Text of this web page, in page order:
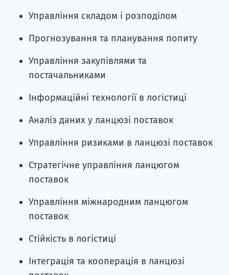
Управління складом і розподілом
Прогнозування та планування попиту
Управління закупівлями та
постачальниками
Інформаційні технології в логістиці
Аналіз даних у ланцюзі поставок
Управління ризиками в ланцюзі поставок
Стратегічне управління ланцюгом
поставок
Управління міжнародним ланцюгом
поставок
Стійкість в логістиці
Інтеграція та кооперація в ланцюзі